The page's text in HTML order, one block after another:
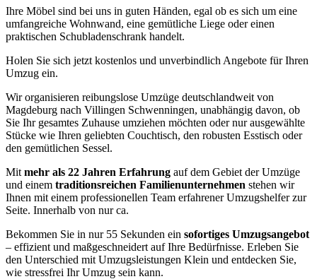
Ihre Möbel sind bei uns in guten Händen, egal ob es sich um eine
umfangreiche Wohnwand, eine gemütliche Liege oder einen
praktischen Schubladenschrank handelt.
Holen Sie sich jetzt kostenlos und unverbindlich Angebote für Ihren
Umzug ein.
Wir organisieren reibungslose Umzüge deutschlandweit von
Magdeburg nach Villingen Schwenningen⁠, unabhängig davon, ob
Sie Ihr gesamtes Zuhause umziehen möchten oder nur ausgewählte
Stücke wie Ihren geliebten Couchtisch, den robusten Esstisch oder
den gemütlichen Sessel.
Mit mehr als 22 Jahren Erfahrung auf dem Gebiet der Umzüge
und einem traditionsreichen Familienunternehmen stehen wir
Ihnen mit einem professionellen Team erfahrener Umzugshelfer zur
Seite. Innerhalb von nur ca.
Bekommen Sie in nur 55 Sekunden ein sofortiges Umzugsangebot
– effizient und maßgeschneidert auf Ihre Bedürfnisse. Erleben Sie
den Unterschied mit Umzugsleistungen Klein und entdecken Sie,
wie stressfrei Ihr Umzug sein kann.